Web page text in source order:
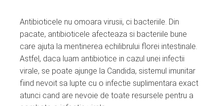
Antibioticele nu omoara virusii, ci bacteriile. Din
pacate, antibioticele afecteaza si bacteriile bune
care ajuta la mentinerea echilibrului florei intestinale.
Astfel, daca luam antibiotice in cazul unei infectii
virale, se poate ajunge la Candida, sistemul imunitar
fiind nevoit sa lupte cu o infectie suplimentara exact
atunci cand are nevoie de toate resursele pentru a